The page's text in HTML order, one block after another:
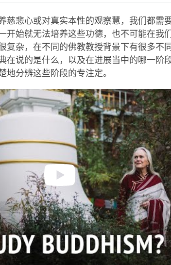
on
facebook
慈悲心或对真实本性的观察慧，我们都需
开始就无法培养这些功德，也不可能在我
复杂，在不同的佛教教授背景下有很多不
在说的是什么，以及在进展当中的哪一阶
地分辨这些阶段的专注定。